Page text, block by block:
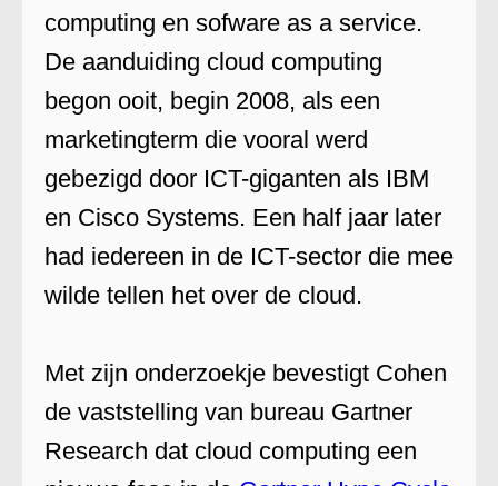
computing en sofware as a service.
De aanduiding cloud computing
begon ooit, begin 2008, als een
marketingterm die vooral werd
gebezigd door ICT-giganten als IBM
en Cisco Systems. Een half jaar later
had iedereen in de ICT-sector die mee
wilde tellen het over de cloud.
Met zijn onderzoekje bevestigt Cohen
de vaststelling van bureau Gartner
Research dat cloud computing een